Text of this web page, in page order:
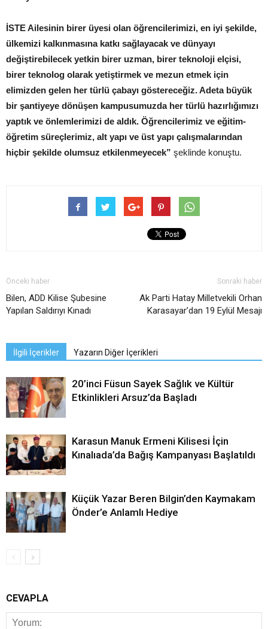
İSTE Ailesinin birer üyesi olan öğrencilerimizi, en iyi şekilde,
ülkemizi kalkınmasına katkı sağlayacak ve dünyayı
değiştirebilecek yetkin birer uzman, birer teknoloji elçisi,
birer teknolog olarak yetiştirmek ve mezun etmek için
elimizden gelen her türlü çabayı göstereceğiz. Adeta büyük
bir şantiyeye dönüşen kampusumuzda her türlü hazırlığımızı
yaptık ve önlemlerimizi de aldık. Öğrencilerimiz ve eğitim-
öğretim süreçlerimiz, alt yapı ve üst yapı çalışmalarından
hiçbir şekilde olumsuz etkilenmeyecek” şeklinde konuştu.
Önceki haber
Bilen, ADD Kilise Şubesine
Yapılan Saldırıyı Kınadı
Sonraki haber
Ak Parti Hatay Milletvekili Orhan
Karasayar’dan 19 Eylül Mesajı
İlgili İçerikler Yazarın Diğer İçerikleri
20’inci Füsun Sayek Sağlık ve Kültür
Etkinlikleri Arsuz’da Başladı
Karasun Manuk Ermeni Kilisesi İçin
Kınalıada’da Bağış Kampanyası Başlatıldı
Küçük Yazar Beren Bilgin’den Kaymakam
Önder’e Anlamlı Hediye
CEVAPLA